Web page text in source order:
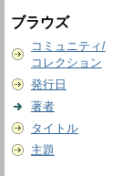
ブラウズ
コミュニティ/
コレクション
発行日
著者
タイトル
主題